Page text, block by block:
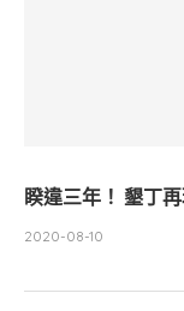
睽違三年！ 墾丁
2020-08-10